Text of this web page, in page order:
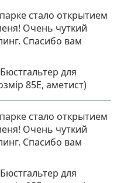
стало открытием
Очень чуткий
Спасибо вам
Бюстгальтер для
85E, аметист)
стало открытием
Очень чуткий
Спасибо вам
Бюстгальтер для